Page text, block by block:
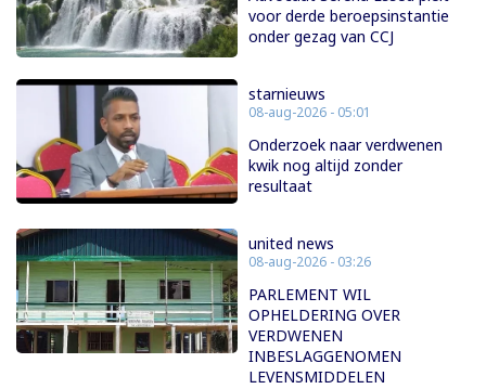
voor derde beroepsinstantie
onder gezag van CCJ
starnieuws
08-aug-2026 - 05:01
Onderzoek naar verdwenen
kwik nog altijd zonder
resultaat
united news
08-aug-2026 - 03:26
PARLEMENT WIL
OPHELDERING OVER
VERDWENEN
INBESLAGGENOMEN
LEVENSMIDDELEN